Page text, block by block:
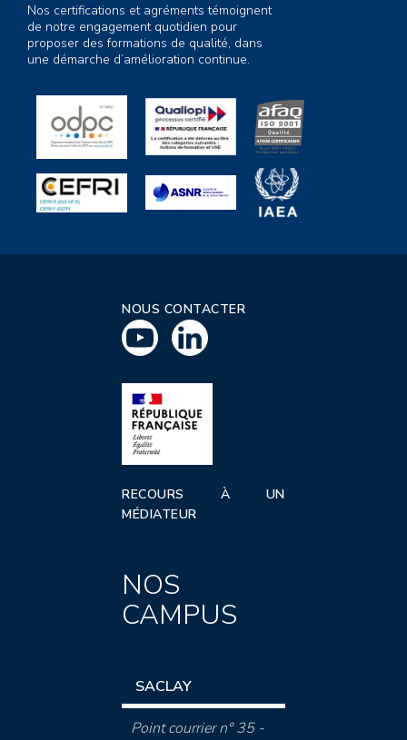
Nos certifications et agréments témoignent
de notre engagement quotidien pour
proposer des formations de qualité, dans
une démarche d’amélioration continue.
NOUS CONTACTER
RECOURS À UN
MÉDIATEUR
NOS
CAMPUS
SACLAY
Point courrier n° 35 -